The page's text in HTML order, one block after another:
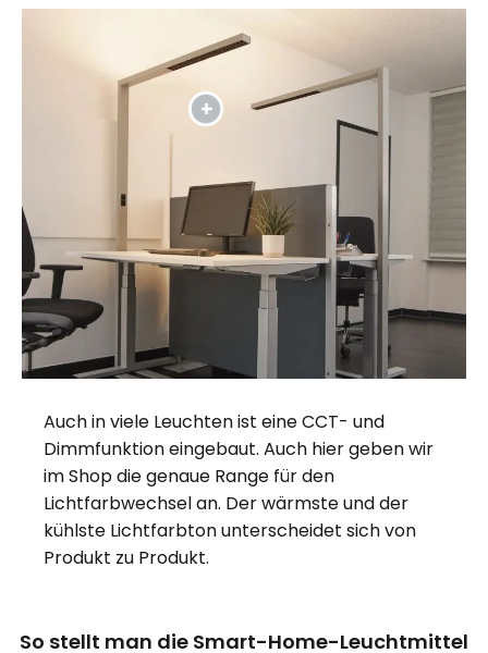
Auch in viele Leuchten ist eine CCT- und
Dimmfunktion eingebaut. Auch hier geben wir
im Shop die genaue Range für den
Lichtfarbwechsel an. Der wärmste und der
kühlste Lichtfarbton unterscheidet sich von
Produkt zu Produkt.
So stellt man die Smart-Home-Leuchtmittel